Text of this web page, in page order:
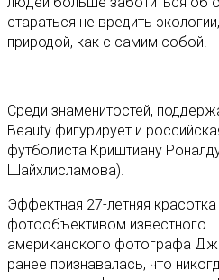
стараться не вредить
природой, как с самим собой.
Среди знаменитостей,
Beauty фигурирует и
футболиста Криштиану
Шайхлисламова).
Эффектная 27-летняя
фотообъективом известного
американского фотографа
ранее признавалась, что